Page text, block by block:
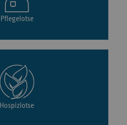
Pflegelotse
Hospizlotse